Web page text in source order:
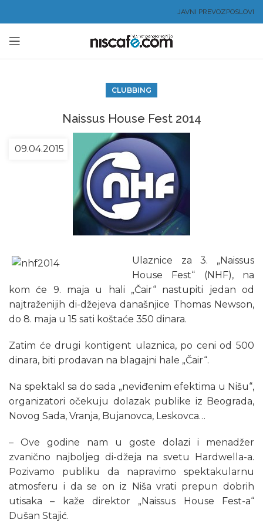
JAVNI PREVOZPOSLOVI
CLUBBING
Naissus House Fest 2014
09.04.2015
Ulaznice za 3. „Naissus
House Fest“ (NHF), na
kom će 9. maja u hali „Čair“ nastupiti jedan od
najtraženijih di-džejeva današnjice Thomas Newson,
do 8. maja u 15 sati koštaće 350 dinara.
Zatim će drugi kontigent ulaznica, po ceni od 500
dinara, biti prodavan na blagajni hale „Čair“.
Na spektakl sa do sada „neviđenim efektima u Nišu“,
organizatori očekuju dolazak publike iz Beograda,
Novog Sada, Vranja, Bujanovca, Leskovca…
– Ove godine nam u goste dolazi i menadžer
zvanično najboljeg di-džeja na svetu Hardwella-a.
Pozivamo publiku da napravimo spektakularnu
atmosferu i da se on iz Niša vrati prepun dobrih
utisaka – kaže direktor „Naissus House Fest-a“
Dušan Stajić.